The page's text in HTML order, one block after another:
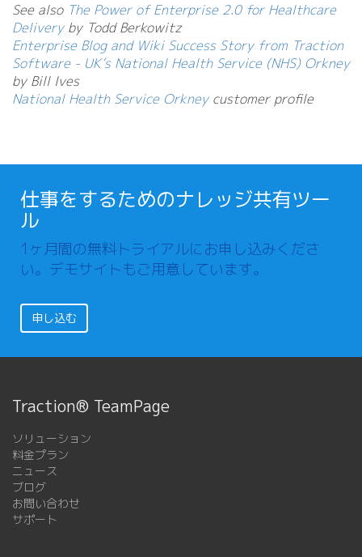
See also The Power of Enterprise 2.0 for Healthcare
Deliveryby Todd Berkowitz
Enterprise Blog and Wiki Success Story from Traction
Software - UK’s National Health Service (NHS) Orkney
by Bill Ives
National Health Service Orkneycustomer profile
仕事をするためのナレッジ共有ツー
ル
1ヶ月間の無料トライアルにお申し込みくださ
い。デモサイトもご用意しています。
申し込む
Traction® TeamPage
ソリューション
料金プラン
ニュース
ブログ
お問い合わせ
サポート